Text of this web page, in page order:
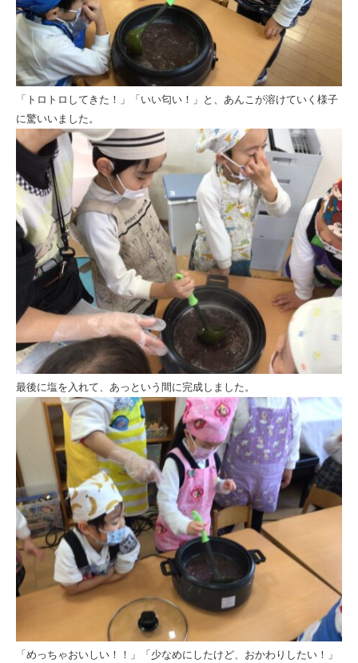
「トロトロしてきた！」「いい匂い！」と、あんこが溶けていく様子
に驚いいました。
最後に塩を入れて、あっという間に完成しました。
「めっちゃおいしい！！」「少なめにしたけど、おかわりしたい！」